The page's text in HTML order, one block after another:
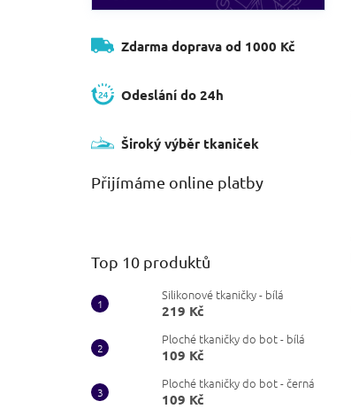
Zdarma doprava od 1000 Kč
Odeslání do 24h
Široký výběr tkaniček
Přijímáme online platby
Top 10 produktů
Silikonové tkaničky - bílá
219 Kč
Ploché tkaničky do bot - bílá
109 Kč
Ploché tkaničky do bot - černá
109 Kč